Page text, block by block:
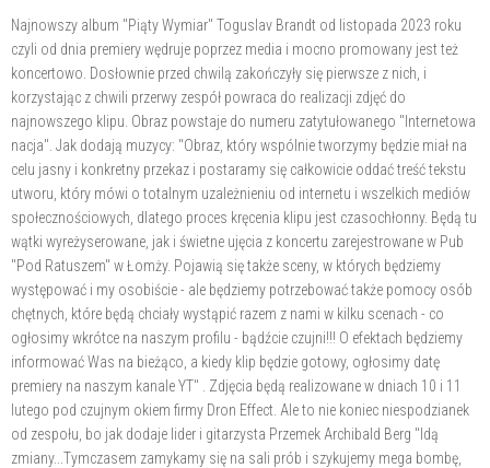
Najnowszy album "Piąty Wymiar" Toguslav Brandt od listopada 2023 roku
czyli od dnia premiery wędruje poprzez media i mocno promowany jest też
koncertowo. Dosłownie przed chwilą zakończyły się pierwsze z nich, i
korzystając z chwili przerwy zespół powraca do realizacji zdjęć do
najnowszego klipu. Obraz powstaje do numeru zatytułowanego "Internetowa
nacja". Jak dodają muzycy: "Obraz, który wspólnie tworzymy będzie miał na
celu jasny i konkretny przekaz i postaramy się całkowicie oddać treść tekstu
utworu, który mówi o totalnym uzależnieniu od internetu i wszelkich mediów
społecznościowych, dlatego proces kręcenia klipu jest czasochłonny. Będą tu
wątki wyreżyserowane, jak i świetne ujęcia z koncertu zarejestrowane w Pub
"Pod Ratuszem" w Łomży. Pojawią się także sceny, w których będziemy
występować i my osobiście - ale będziemy potrzebować także pomocy osób
chętnych, które będą chciały wystąpić razem z nami w kilku scenach - co
ogłosimy wkrótce na naszym profilu - bądźcie czujni!!! O efektach będziemy
informować Was na bieżąco, a kiedy klip będzie gotowy, ogłosimy datę
premiery na naszym kanale YT" . Zdjęcia będą realizowane w dniach 10 i 11
lutego pod czujnym okiem firmy Dron Effect. Ale to nie koniec niespodzianek
od zespołu, bo jak dodaje lider i gitarzysta Przemek Archibald Berg "Idą
zmiany...Tymczasem zamykamy się na sali prób i szykujemy mega bombę,